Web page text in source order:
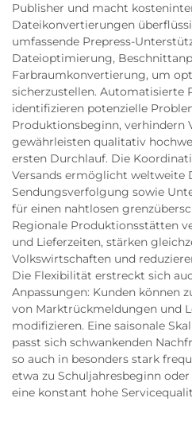
Publisher und macht
Dateikonvertierungen
umfassende Prepress-
Dateioptimierung,
Farbraumkonvertierung, um
sicherzustellen. Automatisierte
identifizieren potenzielle
Produktionsbeginn, verhindern
gewährleisten qualitativ
ersten Durchlauf. Die
Versands ermöglicht
Sendungsverfolgung sowie
für einen nahtlosen
Regionale Produktionsstätten
und Lieferzeiten, stärken
Volkswirtschaften und
Die Flexibilität erstreckt sich
Anpassungen: Kunden können
von Marktrückmeldungen und
modifizieren. Eine saisonale
passt sich schwankenden
so auch in besonders stark
etwa zu Schuljahresbeginn
eine konstant hohe